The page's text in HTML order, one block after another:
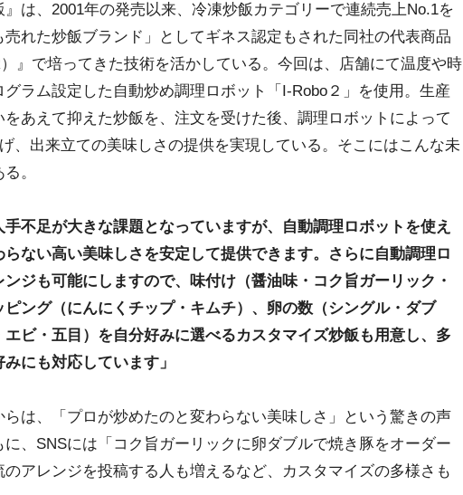
は、2001年の発売以来、冷凍炒飯カテゴリーで連続売上No.1を
れた炒飯ブランド」としてギネス認定もされた同社の代表商品
）』で培ってきた技術を活かしている。今回は、店舗にて温度や時
グラム設定した自動炒め調理ロボット「I-Robo２」を使用。生産
あえて抑えた炒飯を、注文を受けた後、調理ロボットによって
、出来立ての美味しさの提供を実現している。そこにはこんな未
。
手不足が大きな課題となっていますが、自動調理ロボットを使え
ない高い美味しさを安定して提供できます。さらに自動調理ロ
ジも可能にしますので、味付け（醤油味・コク旨ガーリック・
ピング（にんにくチップ・キムチ）、卵の数（シングル・ダブ
ビ・五目）を自分好みに選べるカスタマイズ炒飯も用意し、多
にも対応しています」
は、「プロが炒めたのと変わらない美味しさ」という驚きの声
、SNSには「コク旨ガーリックに卵ダブルで焼き豚をオーダー
のアレンジを投稿する人も増えるなど、カスタマイズの多様さも